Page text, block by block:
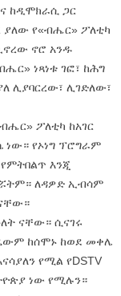
ከዲሞክራሲ ጋር
ያለው የ«ብሔር» ፖለቲካ
ኖሮ አንዱ
ነጻነቱ ገፎ፣ ከሕግ
ሊያባርረው፣ ሊገድለው፣
ፖለቲካ ከአገር
ነው። የኦነግ ፕሮግራም
እንጂ
ለዳዎድ ኢብሳም
ናቸው። ሲናገሩ
ከሰሞኑ ከወደ መቀሌ
የሚል የDSTV
ነው የሚሉን።